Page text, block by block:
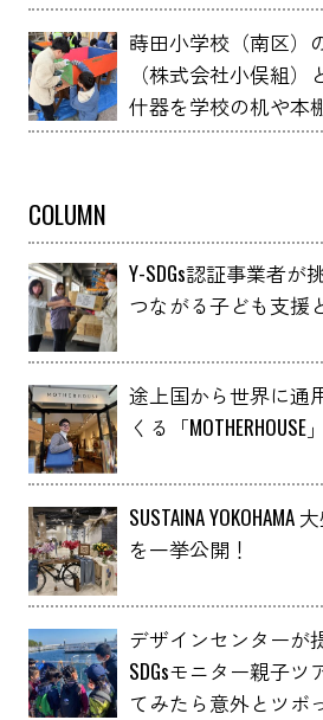
ね石けん～」 YOXO
蒔田小学校（南区）
（株式会社小俣組
什器を学校の机や本
ップサイクルしまし
COLUMN
Y-SDGs認証事業者が
つながる子ども支援
途上国から世界に通
くる「MOTHERHOUSE」
SUSTAINA
を一挙公開！
デザインセンターが
SDGsモニター親子
てみたら意外とツボ